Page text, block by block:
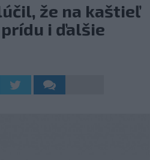
že na kaštieľ
i ďalšie